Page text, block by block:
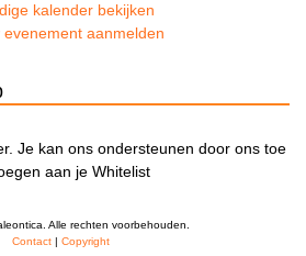
kalender bekijken
evenement aanmelden
Je kan ons ondersteunen door ons toe
aan je Whitelist
Alle rechten voorbehouden.
Contact| Copyright